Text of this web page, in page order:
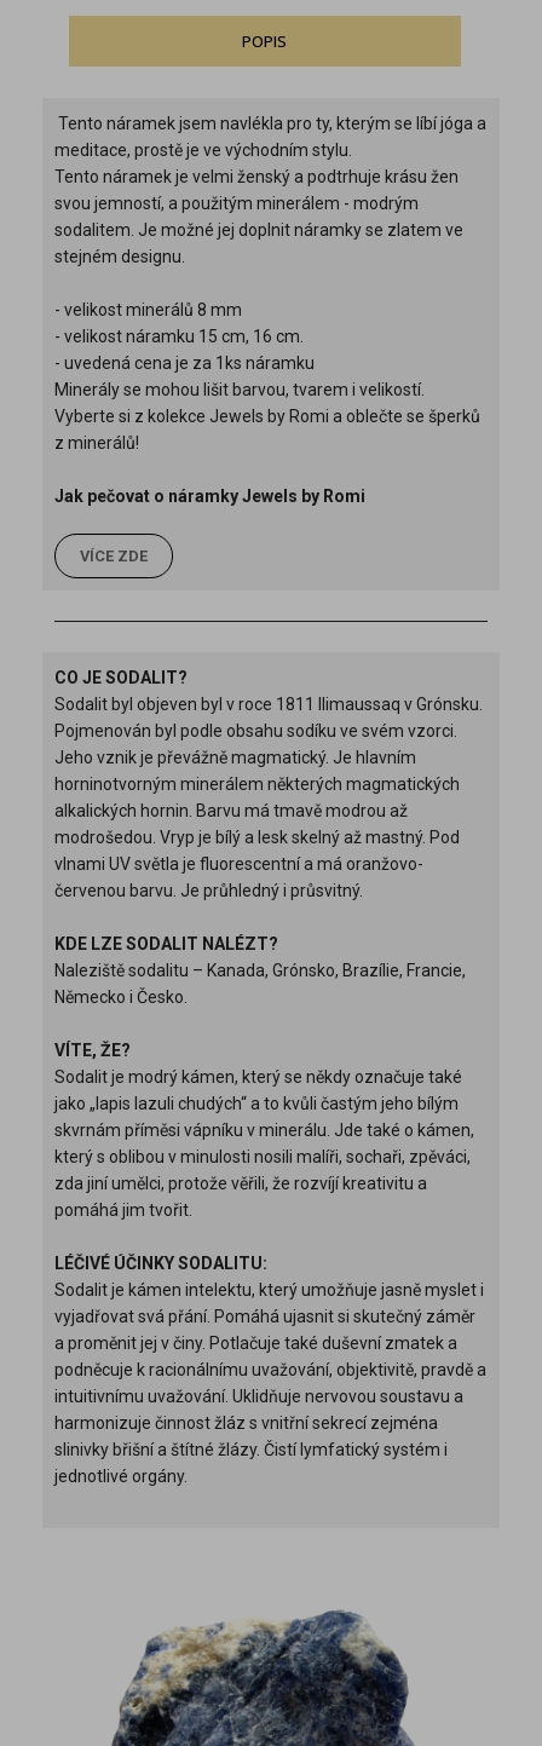
POPIS
Tento náramek jsem navlékla pro ty, kterým se líbí jóga a
meditace, prostě je ve východním stylu.
Tento náramek je velmi ženský a podtrhuje krásu žen
svou jemností, a použitým minerálem - modrým
sodalitem. Je možné jej doplnit náramky se zlatem ve
stejném designu.
- velikost minerálů 8 mm
- velikost náramku 15 cm, 16 cm.
- uvedená cena je za 1ks náramku
Minerály se mohou lišit barvou, tvarem i velikostí.
Vyberte si z kolekce Jewels by Romi a oblečte se šperků
z minerálů!
Jak pečovat o náramky Jewels by Romi
VÍCE ZDE
CO JE SODALIT?
Sodalit byl objeven byl v roce 1811 Ilimaussaq v Grónsku.
Pojmenován byl podle obsahu sodíku ve svém vzorci.
Jeho vznik je převážně magmatický. Je hlavním
horninotvorným minerálem některých magmatických
alkalických hornin. Barvu má tmavě modrou až
modrošedou. Vryp je bílý a lesk skelný až mastný. Pod
vlnami UV světla je fluorescentní a má oranžovo-
červenou barvu. Je průhledný i průsvitný.
KDE LZE SODALIT NALÉZT?
Naleziště sodalitu – Kanada, Grónsko, Brazílie, Francie,
Německo i Česko.
VÍTE, ŽE?
Sodalit je modrý kámen, který se někdy označuje také
jako „lapis lazuli chudých“ a to kvůli častým jeho bílým
skvrnám příměsi vápníku v minerálu. Jde také o kámen,
který s oblibou v minulosti nosili malíři, sochaři, zpěváci,
zda jiní umělci, protože věřili, že rozvíjí kreativitu a
pomáhá jim tvořit.
LÉČIVÉ ÚČINKY SODALITU:
Sodalit je kámen intelektu, který umožňuje jasně myslet i
vyjadřovat svá přání. Pomáhá ujasnit si skutečný záměr
a proměnit jej v činy. Potlačuje také duševní zmatek a
podněcuje k racionálnímu uvažování, objektivitě, pravdě a
intuitivnímu uvažování. Uklidňuje nervovou soustavu a
harmonizuje činnost žláz s vnitřní sekrecí zejména
slinivky břišní a štítné žlázy. Čistí lymfatický systém i
jednotlivé orgány.